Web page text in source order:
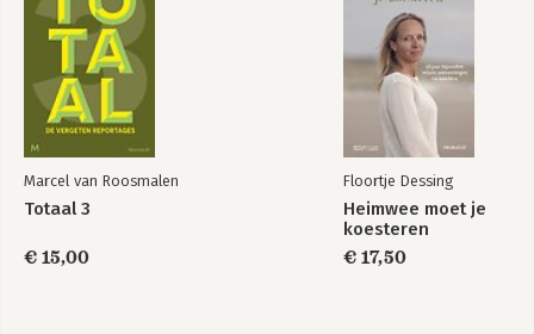
Marcel van Roosmalen
Totaal 3
€ 15,00
Floortje Dessing
Heimwee moet je
koesteren
€ 17,50